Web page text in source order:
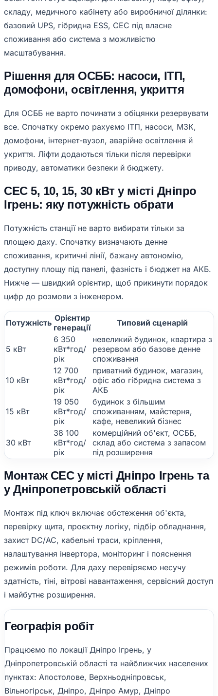
складу, медичного кабінету або виробничої ділянки:
базовий UPS, гібридна ESS, СЕС під власне
споживання або система з можливістю
масштабування.
Рішення для ОСББ: насоси, ІТП,
домофони, освітлення, укриття
Для ОСББ не варто починати з обіцянки резервувати
все. Спочатку окремо рахуємо ІТП, насоси, МЗК,
домофони, інтернет-вузол, аварійне освітлення й
укриття. Ліфти додаються тільки після перевірки
приводу, автоматики безпеки й бюджету.
СЕС 5, 10, 15, 30 кВт у місті Дніпро
Ігрень: яку потужність обрати
Потужність станції не варто вибирати тільки за
площею даху. Спочатку визначають денне
споживання, критичні лінії, бажану автономію,
доступну площу під панелі, фазність і бюджет на АКБ.
Нижче — швидкий орієнтир, щоб прикинути порядок
цифр до розмови з інженером.
Потужність Орієнтир
генерації
Типовий сценарій
5 кВт
6 350
кВт*год/
рік
невеликий будинок, квартира з
резервом або базове денне
споживання
10 кВт
12 700
кВт*год/
рік
приватний будинок, магазин,
офіс або гібридна система з
АКБ
15 кВт
19 050
кВт*год/
рік
будинок з більшим
споживанням, майстерня,
кафе, невеликий бізнес
30 кВт
38 100
кВт*год/
рік
комерційний об'єкт, ОСББ,
склад або система з запасом
під розширення
Монтаж СЕС у місті Дніпро Ігрень та
у Дніпропетровській області
Монтаж під ключ включає обстеження об'єкта,
перевірку щита, проєктну логіку, підбір обладнання,
захист DC/AC, кабельні траси, кріплення,
налаштування інвертора, моніторинг і пояснення
режимів роботи. Для даху перевіряємо несучу
здатність, тіні, вітрові навантаження, сервісний доступ
і майбутнє розширення.
Географія робіт
Працюємо по локації Дніпро Ігрень, у
Дніпропетровській області та найближчих населених
пунктах: Апостолове, Верхньодніпровськ,
Вільногірськ, Дніпро, Дніпро Амур, Дніпро